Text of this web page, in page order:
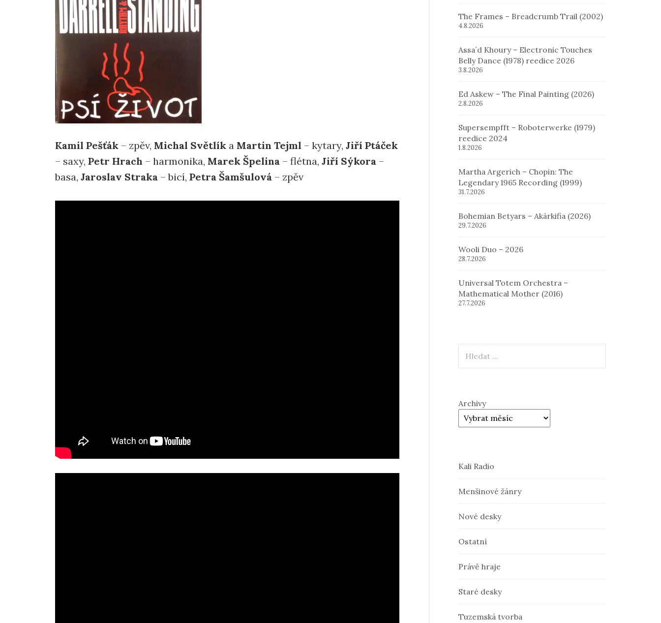
Kamil Pešťák – zpěv, Michal Světlík a Martin Tejml – kytary, Jiří Ptáček
– saxy, Petr Hrach – harmonika, Marek Špelina – flétna, Jiří Sýkora –
basa, Jaroslav Straka – bicí, Petra Šamšulová – zpěv
The Frames – Breadcrumb Trail (2002)
4.8.2026
Assa´d Khoury – Electronic Touches
Belly Dance (1978) reedice 2026
3.8.2026
Ed Askew – The Final Painting (2026)
2.8.2026
Supersempfft – Roboterwerke (1979)
reedice 2024
1.8.2026
Martha Argerich – Chopin: The
Legendary 1965 Recording (1999)
31.7.2026
Bohemian Betyars – Akárkifia (2026)
29.7.2026
Wooli Duo – 2026
28.7.2026
Universal Totem Orchestra –
Mathematical Mother (2016)
27.7.2026
Archivy
Kali Radio
Menšinové žánry
Nové desky
Ostatní
Právě hraje
Staré desky
Tuzemská tvorba